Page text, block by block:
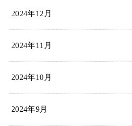
2024年12月
2024年11月
2024年10月
2024年9月